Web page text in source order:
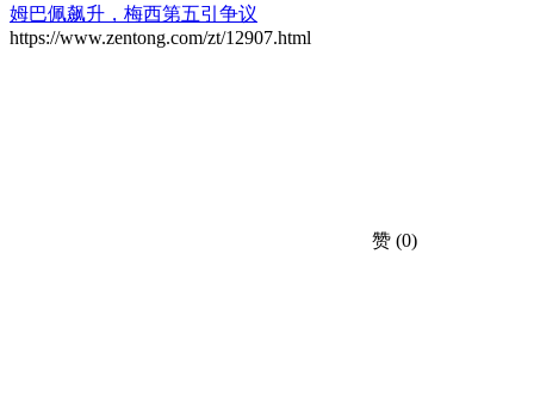
姆巴佩飙升，梅西第五引争议
https://www.zentong.com/zt/12907.html
赞 (0)